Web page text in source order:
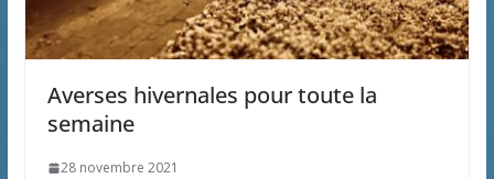
Averses hivernales pour toute la
semaine
28 novembre 2021